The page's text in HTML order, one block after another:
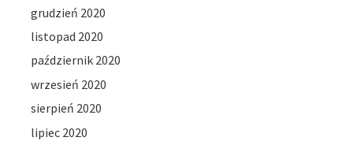
grudzień 2020
listopad 2020
październik 2020
wrzesień 2020
sierpień 2020
lipiec 2020